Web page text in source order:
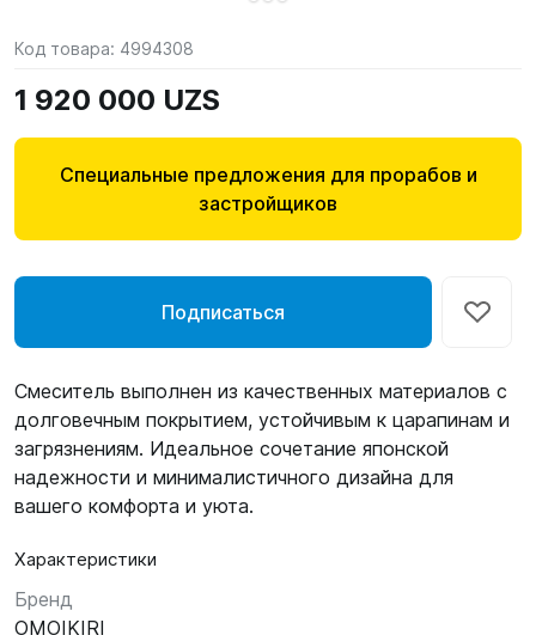
Код товара: 4994308
1 920 000 UZS
Специальные предложения для прорабов и
застройщиков
Подписаться
Смеситель выполнен из качественных материалов с
долговечным покрытием, устойчивым к царапинам и
загрязнениям. Идеальное сочетание японской
надежности и минималистичного дизайна для
вашего комфорта и уюта.
Характеристики
Бренд
OMOIKIRI